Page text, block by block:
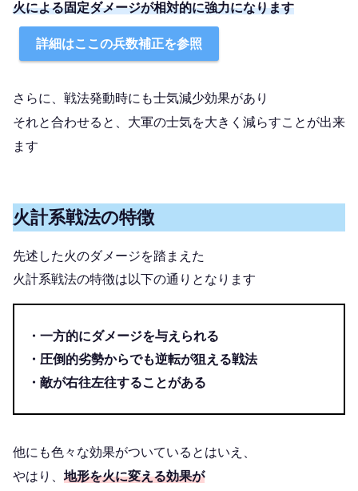
火による固定ダメージが相対的に強力になります
詳細はここの兵数補正を参照
さらに、戦法発動時にも士気減少効果があり
それと合わせると、大軍の士気を大きく減らすことが出来
ます
火計系戦法の特徴
先述した火のダメージを踏まえた
火計系戦法の特徴は以下の通りとなります
・一方的にダメージを与えられる
・圧倒的劣勢からでも逆転が狙える戦法
・敵が右往左往することがある
他にも色々な効果がついているとはいえ、
やはり、 地形を火に変える効果が